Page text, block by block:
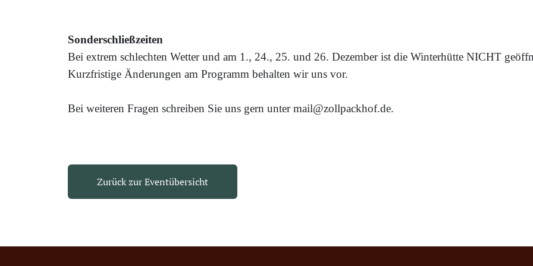
Sonderschließzeiten
Bei extrem schlechten Wetter und am 1., 24., 25. und 26. Dezember ist die Winterhütte NICHT
Kurzfristige Änderungen am Programm behalten wir uns vor.
Bei weiteren Fragen schreiben Sie uns gern unter mail@zollpackhof.de.
Zurück zur Eventübersicht